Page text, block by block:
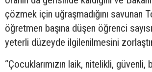
çözmek için uğraşmadığını savunan
öğretmen başına düşen öğrenci
yeterli düzeyde ilgilenilmesini
“Çocuklarımızın laik, nitelikli, güvenli,